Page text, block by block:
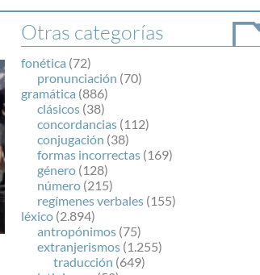
la Agencia Efe y la Real Academia
cuyo objetivo es colaborar con el buen
español en los medios de comunicación
Internet.
Otras categorías
fonética (72)
pronunciación (70)
gramática (886)
clásicos (38)
concordancias (112)
conjugación (38)
formas incorrectas (169)
género (128)
número (215)
regímenes verbales (155)
léxico (2.894)
antropónimos (75)
extranjerismos (1.255)
traducción (649)